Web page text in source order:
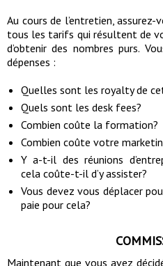
Au cours de l’entretien, assurez-
tous les tarifs qui résultent de
d’obtenir des nombres purs.
dépenses :
Quelles sont les royalty de
Quels sont les desk fees?
Combien coûte la formation?
Combien coûte votre
Y a-t-il des réunions
cela coûte-t-il d’y assister?
Vous devez vous déplacer
paie pour cela?
Maintenant que vous avez